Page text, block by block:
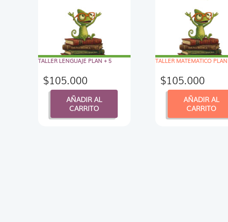
TALLER LENGUAJE PLAN + 5
$105.000
AÑADIR AL
CARRITO
TALLER MATEMATICO
$105.000
AÑADIR AL
CARRITO